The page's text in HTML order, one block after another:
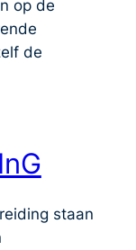
op de
de
staan